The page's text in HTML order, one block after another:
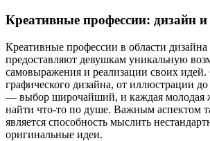
Креативные профессии: дизайн и
Креативные профессии в области дизайна
предоставляют девушкам уникальную
самовыражения и реализации своих идей.
графического дизайна, от иллюстрации
— выбор широчайший, и каждая молодая
найти что-то по душе. Важным аспектом
является способность мыслить
оригинальные идеи.